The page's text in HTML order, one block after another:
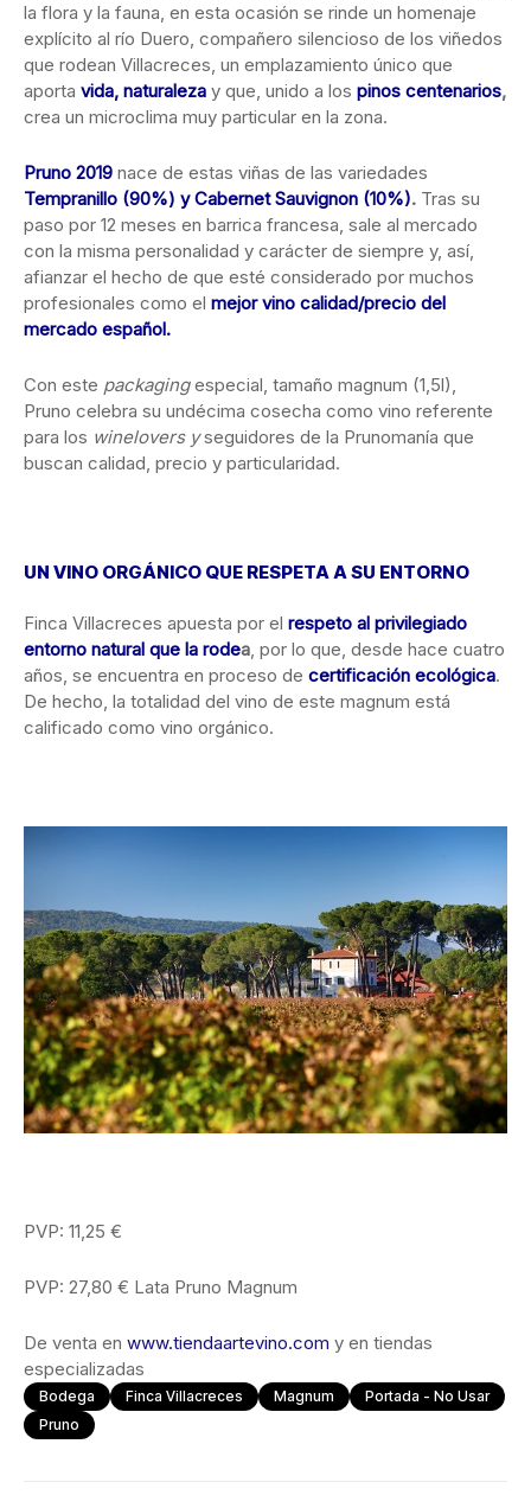
la flora y la fauna, en esta ocasión se rinde un homenaje
explícito al río Duero, compañero silencioso de los viñedos
que rodean Villacreces, un emplazamiento único que
aporta vida, naturaleza y que, unido a los pinos centenarios,
crea un microclima muy particular en la zona.
Pruno 2019 nace de estas viñas de las variedades
Tempranillo (90%) y Cabernet Sauvignon (10%). Tras su
paso por 12 meses en barrica francesa, sale al mercado
con la misma personalidad y carácter de siempre y, así,
afianzar el hecho de que esté considerado por muchos
profesionales como el mejor vino calidad/precio del
mercado español.
Con este packagingespecial, tamaño magnum (1,5l),
Pruno celebra su undécima cosecha como vino referente
para los winelovers yseguidores de la Prunomanía que
buscan calidad, precio y particularidad.
UN VINO ORGÁNICO QUE RESPETA A SU ENTORNO
Finca Villacreces apuesta por el respeto al privilegiado
entorno natural que la rodea, por lo que, desde hace cuatro
años, se encuentra en proceso de certificación ecológica.
De hecho, la totalidad del vino de este magnum está
calificado como vino orgánico.
PVP: 11,25 €
PVP: 27,80 € Lata Pruno Magnum
De venta en www.tiendaartevino.com y en tiendas
especializadas
Bodega Finca Villacreces Magnum
Portada - No Usar
Pruno